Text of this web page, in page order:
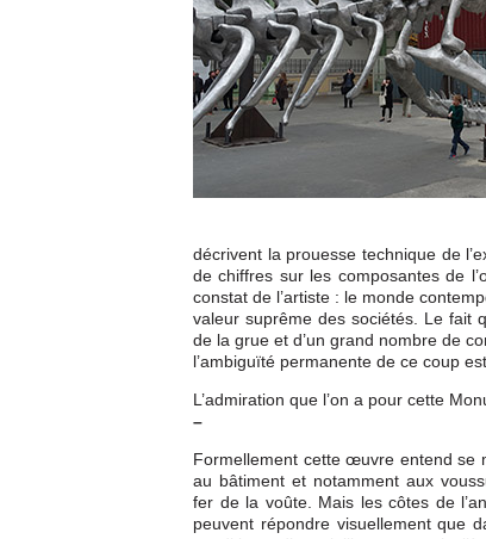
décrivent la prouesse technique de
de chiffres sur les composantes de
constat de l’artiste : le monde
valeur suprême des sociétés. Le fait
de la grue et d’un grand nombre de
l’ambiguïté permanente de ce coup
L’admiration que l’on a pour cette
–
Formellement cette œuvre entend se
au bâtiment et notamment aux
fer de la voûte. Mais les côtes de
peuvent répondre visuellement que